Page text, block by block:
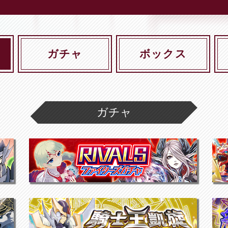
ガチャ ボックス
ガチャ